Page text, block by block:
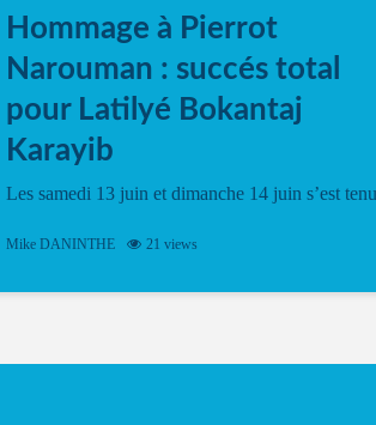
Hommage à Pierrot
Narouman : succés total
pour Latilyé Bokantaj
Karayib
Les samedi 13 juin et dimanche 14 juin s’est tenu
vibrant à Pierrot Narouman, organisé par
spectacle de fin d’année, présenté à la salle...
Mike DANINTHE 21 views